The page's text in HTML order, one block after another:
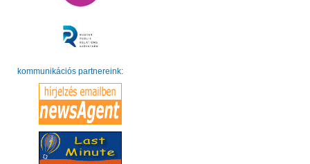
kommunikációs partnereink: